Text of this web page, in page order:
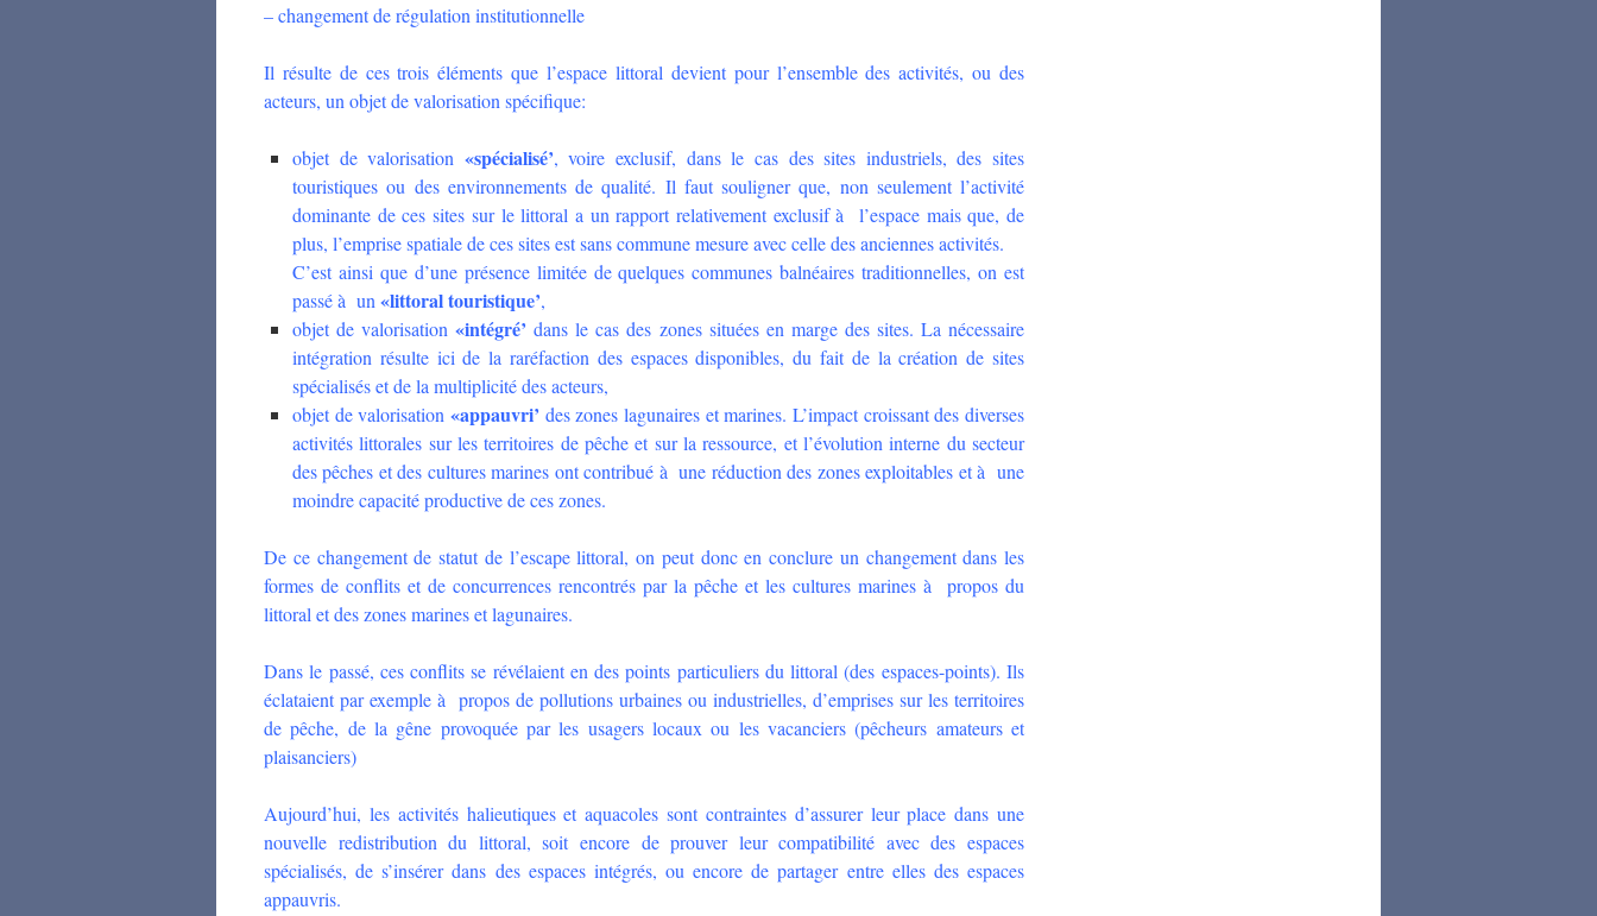
– changement de régulation institutionnelle
Il résulte de ces trois éléments que l’espace littoral devient pour l’ensemble des activités, ou des
acteurs, un objet de valorisation spécifique:
objet de valorisation «spécialisé’, voire exclusif, dans le cas des sites industriels, des sites
touristiques ou des environnements de qualité. Il faut souligner que, non seulement l’activité
dominante de ces sites sur le littoral a un rapport relativement exclusif à l’espace mais que, de
plus, l’emprise spatiale de ces sites est sans commune mesure avec celle des anciennes activités.
C’est ainsi que d’une présence limitée de quelques communes balnéaires traditionnelles, on est
passé à un «littoral touristique’,
objet de valorisation«intégré’ dans le cas des zones situées en marge des sites. La nécessaire
intégration résulte ici de la raréfaction des espaces disponibles, du fait de la création de sites
spécialisés et de la multiplicité des acteurs,
objet de valorisation «appauvri’ des zones lagunaires et marines. L’impact croissant des diverses
activités littorales sur les territoires de pêche et sur la ressource, et l’évolution interne du secteur
des pêches et des cultures marines ont contribué à une réduction des zones exploitables et à une
moindre capacité productive de ces zones.
De ce changement de statut de l’escape littoral, on peut donc en conclure un changement dans les
formes de conflits et de concurrences rencontrés par la pêche et les cultures marines à propos du
littoral et des zones marines et lagunaires.
Dans le passé, ces conflits se révélaient en des points particuliers du littoral (des espaces-points). Ils
éclataient par exemple à propos de pollutions urbaines ou industrielles, d’emprises sur les territoires
de pêche, de la gêne provoquée par les usagers locaux ou les vacanciers (pêcheurs amateurs et
plaisanciers)
Aujourd’hui, les activités halieutiques et aquacoles sont contraintes d’assurer leur place dans une
nouvelle redistribution du littoral, soit encore de prouver leur compatibilité avec des espaces
spécialisés, de s’insérer dans des espaces intégrés, ou encore de partager entre elles des espaces
appauvris.